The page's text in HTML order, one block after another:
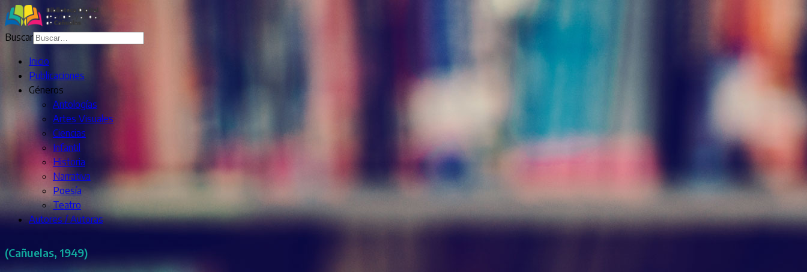
Buscar
Inicio
Publicaciones
Géneros
Antologías
Artes Visuales
Ciencias
Infantil
Historia
Narrativa
Poesía
Teatro
Autores / Autoras
(Cañuelas, 1949)